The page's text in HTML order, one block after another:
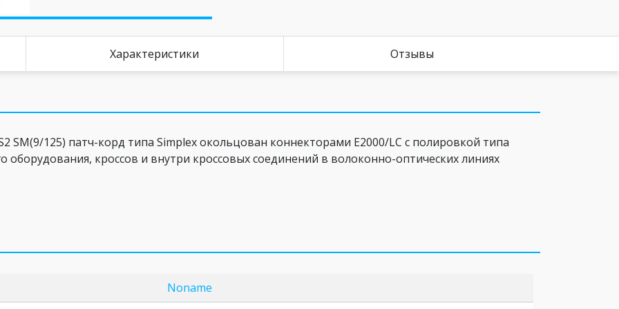
Характеристики Отзывы
125) патч-корд типа Simplex окольцован коннекторами E2000/LC c полировкой типа
оборудования, кроссов и внутри кроссовых соединений в волоконно-оптических линиях
Noname